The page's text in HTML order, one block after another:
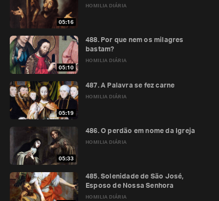
05:16
HOMILIA DIÁRIA
05:10
HOMILIA DIÁRIA
488. Por que nem os milagres
bastam?
05:19
HOMILIA DIÁRIA
487. A Palavra se fez carne
05:33
HOMILIA DIÁRIA
486. O perdão em nome da Igreja
HOMILIA DIÁRIA
485. Solenidade de São José,
Esposo de Nossa Senhora